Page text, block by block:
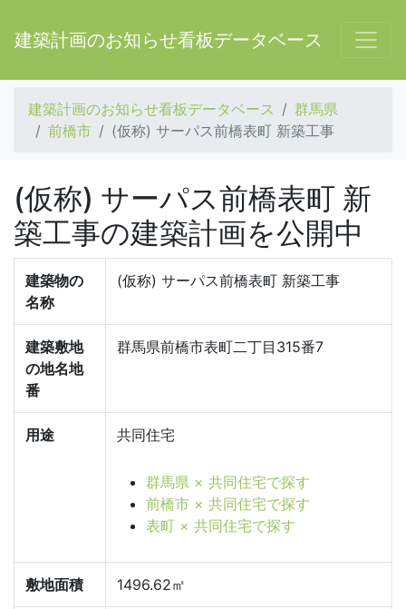
建築計画のお知らせ看板データベース
建築計画のお知らせ看板データベース
群馬県
前橋市
(仮称) サーパス前橋表町 新築工事
(仮称) サーパス前橋表町 新
築工事の建築計画を公開中
建築物の
名称
(仮称) サーパス前橋表町 新築工事
建築敷地
の地名地
番
群馬県前橋市表町二丁目315番7
用途 共同住宅
群馬県 × 共同住宅で探す
前橋市 × 共同住宅で探す
表町 × 共同住宅で探す
敷地面積 1496.62㎡